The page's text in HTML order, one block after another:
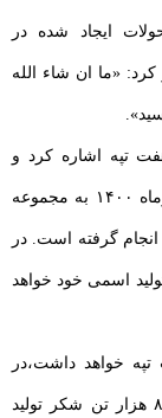
ایجاد شده در
منطقه از سال ۱۳۷۰، اظهار کرد: «ما ان شاء الله
تپه اشاره کرد و
گفت: «این شرکت به دلیل مشکلات فراوان از مهرماه ۱۴۰۰ به مجموعه
گرفته است. در
درصد ظرفیت تولید اسمی خود خواهد
تنی که هفت تپه خواهد داشت،در
مجموع در کل شرکت توسعه نیشکر نزدیک به ۸۷۰ هزار تن شکر تولید